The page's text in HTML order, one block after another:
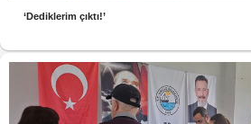
‘Dediklerim çıktı!’